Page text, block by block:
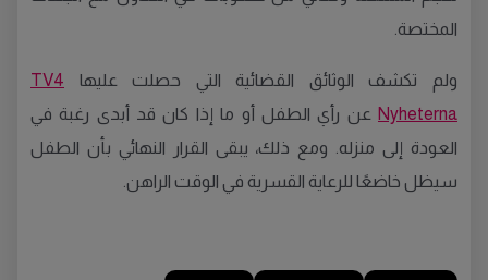
المختصة.
ولم تكشف الوثائق القضائية التي حصلت عليها TV4
Nyheterna عن رأي الطفل أو ما إذا كان قد أبدى رغبة في
العودة إلى منزله. ومع ذلك، يبقى القرار النهائي بأن الطفل
سيظل خاضعًا للرعاية القسرية في الوقت الراهن.